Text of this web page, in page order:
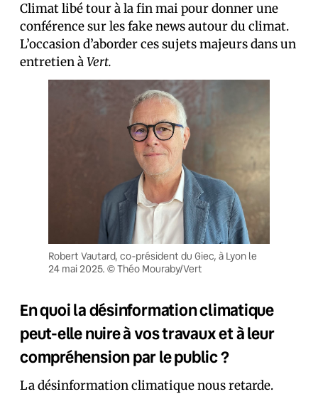
Climat libé tour à la fin mai pour donner une
conférence sur les fake news autour du climat.
L’occasion d’aborder ces sujets majeurs dans un
entretien àVert.
Robert Vautard, co-président du Giec, à Lyon le
24 mai 2025. © Théo Mouraby/Vert
En quoi la désinformation climatique
peut-elle nuire à vos travaux et à leur
compréhension par le public ?
La désinformation climatique nous retarde.